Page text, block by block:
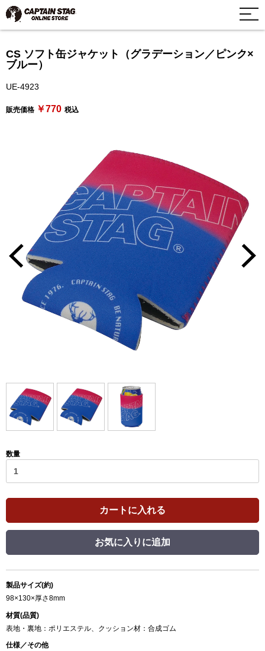
CS ソフト缶ジャケット（グラデーション／ピンク×
ブルー）
UE-4923
販売価格 ￥770 税込
数量
カートに入れる
お気に入りに追加
製品サイズ(約)
98×130×厚さ8mm
材質(品質)
表地・裏地：ポリエステル、クッション材：合成ゴム
仕様／その他